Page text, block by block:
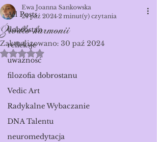
All Posts
dobrostan
refleksje
uważność
filozofia dobrostanu
Vedic Art
Radykalne Wybaczanie
DNA Talentu
neuromedytacja
Źródło harmonii
Ewa Joanna Sankowska
24 paź 2024 2 minut(y) czytania
Zaktualizowano: 30 paź 2024
Oceniono na NaN z 5 gwiazdek.